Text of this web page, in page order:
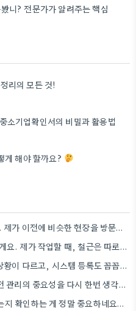
니? 전문가가 알려주는 핵심
리의 모든 것!
소기업확인서의 비밀과 활용법
게 해야 할까요?
골재 분리 배출이 정말 중요하네요. 제가 이전에 비슷한 현장을 방문했을 때도 이렇게 철저하게 분류하지 않은…
폐기물 분리하는 팁 하나 알려드릴게요. 제가 작업할 때, 철근은 따로 모아두고 골재는 색깔별로 구분해서 보관했는데,…
폐기물 분리 잘 해야겠어요. 현장 상황이 다르고, 시스템 등록도 꼼꼼히 확인해야 하니까.
대전 화재 사고 말씀하신 부분, 안전 관리의 중요성을 다시 한번 생각하게 되네요. 특히 규모가 큰…
비계구조물 해체공사업 면허가 있는지 확인하는 게 정말 중요하네요. 저도 이전 철거 시 이런 부분을 꼼꼼히…